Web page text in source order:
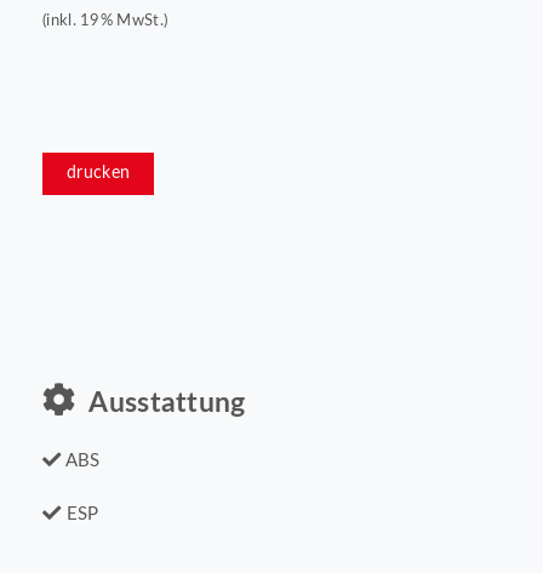
(inkl. 19% MwSt.)
drucken
Ausstattung
ABS
ESP